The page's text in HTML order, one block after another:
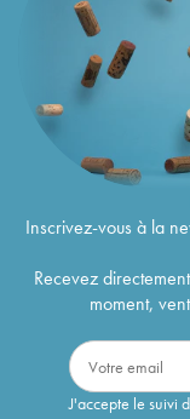
Inscrivez-vous à la
Recevez
moment,
J'accepte le suivi